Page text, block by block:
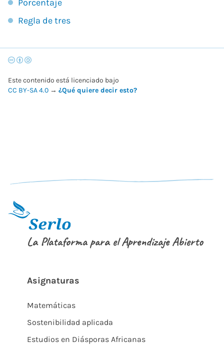
Porcentaje
Regla de tres
Este contenido está licenciado bajo
CC BY-SA 4.0 → ¿Qué quiere decir esto?
La Plataforma para el Aprendizaje Abierto
Asignaturas
Matemáticas
Sostenibilidad aplicada
Estudios en Diásporas Africanas